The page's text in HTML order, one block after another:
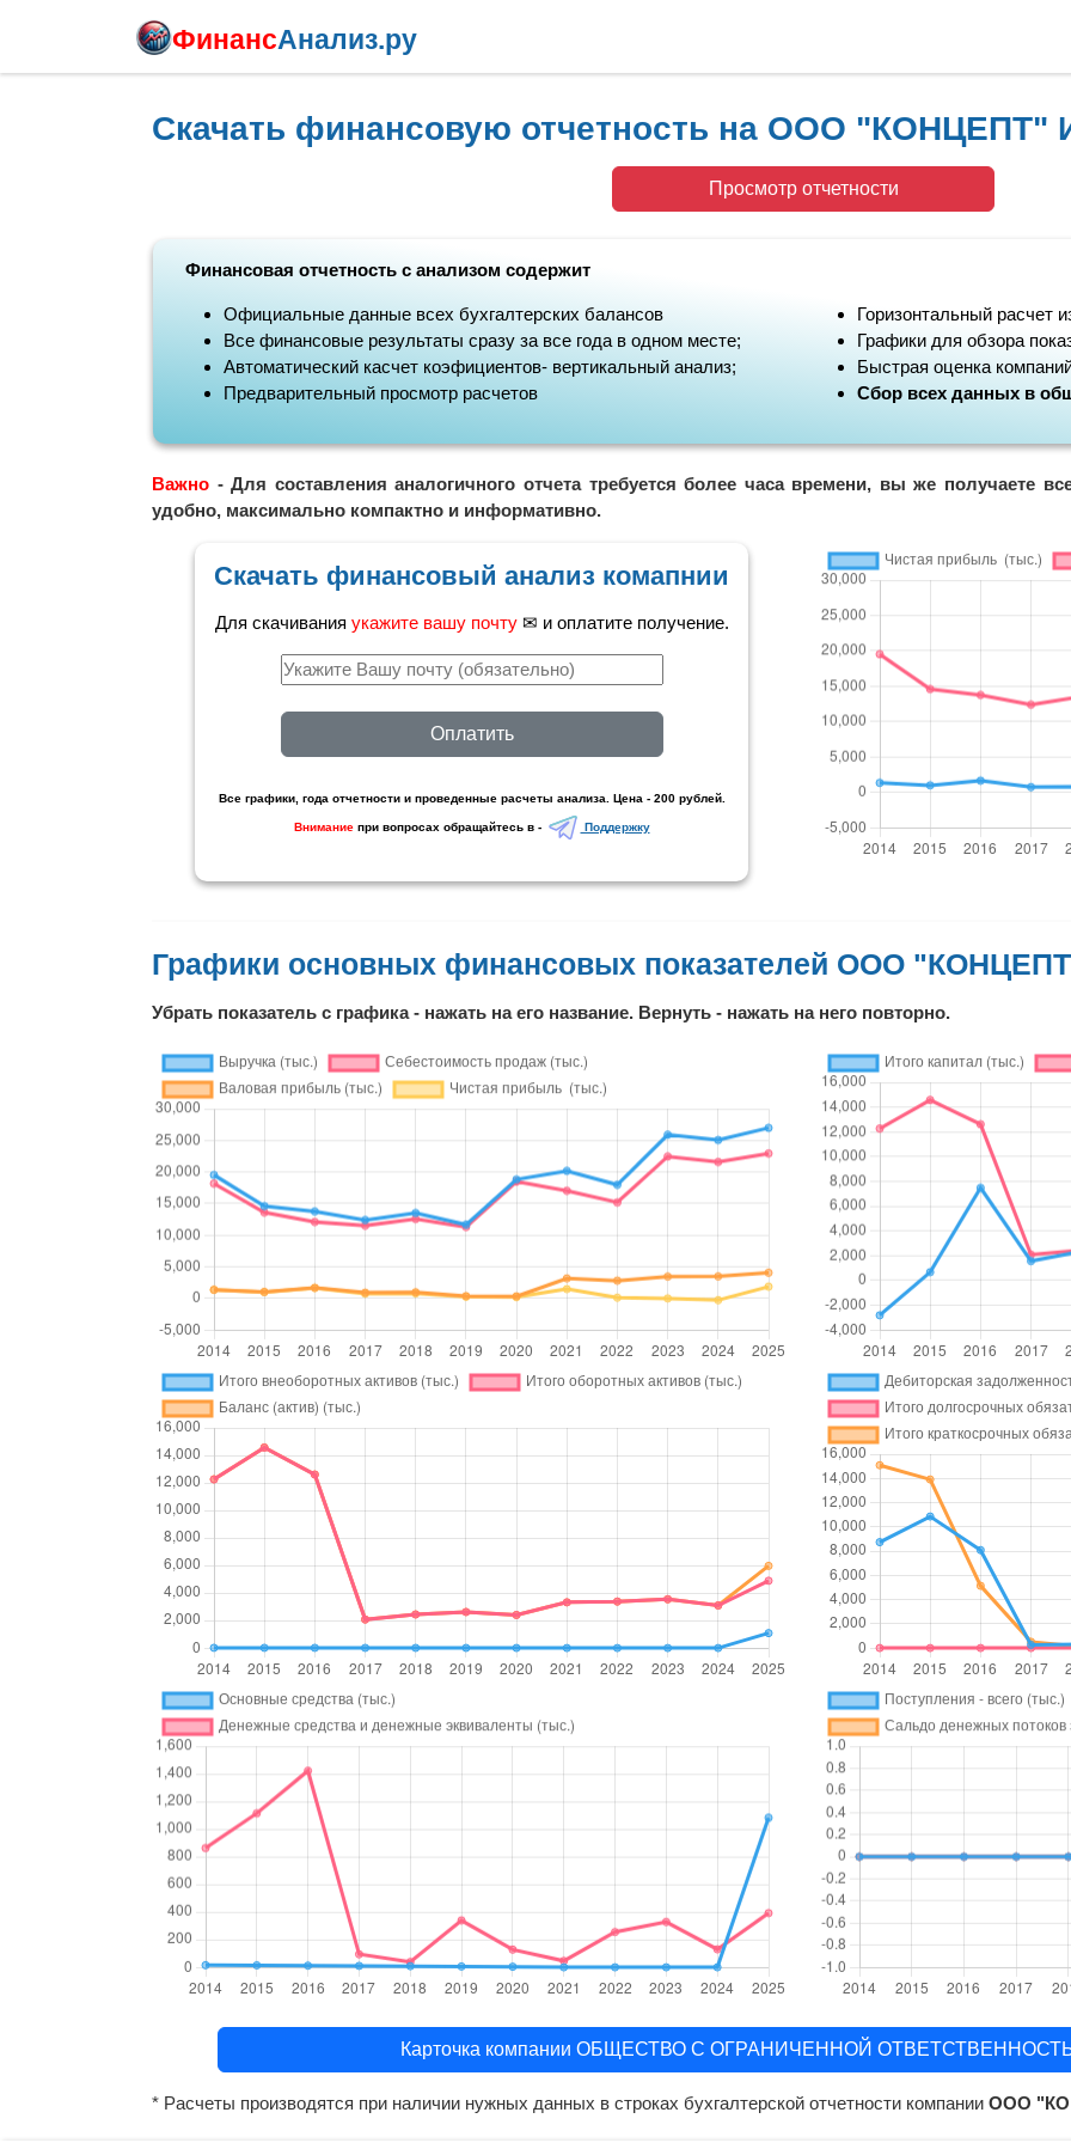
ФинансАнализ.ру
Скачать финансовую отчетность на ООО "КОНЦЕПТ"
Просмотр отчетности
Финансовая отчетность с анализом содержит
Официальные данные всех бухгалтерских балансов
Все финансовые результаты сразу за все года в одном месте;
Автоматический касчет коэфициентов- вертикальный анализ;
Предварительный просмотр расчетов
Горизонтальный расчет
Графики для обзора
Быстрая оценка
Сбор всех данных в
Важно - Для составления аналогичного отчета требуется более часа времени, вы же получаете
удобно, максимально компактно и информативно.
Скачать финансовый анализ комапнии
Для скачивания укажите вашу почту✉ и оплатите получение.
Оплатить
Все графики, года отчетности и проведенные расчеты анализа. Цена - 200 рублей.
Внимание при вопросах обращайтесь в - Поддержку
Графики основных финансовых показателей ООО
Убрать показатель с графика - нажать на его название. Вернуть - нажать на него повторно.
Карточка компании ОБЩЕСТВО С ОГРАНИЧЕННОЙ
* Расчеты производятся при наличии нужных данных в строках бухгалтерской отчетности компании ООО